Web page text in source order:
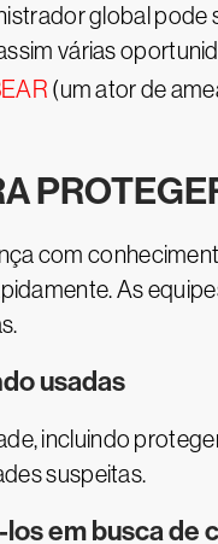
global
várias
(um ator de
com
As
usadas
incluindo
suspeitas.
em busca